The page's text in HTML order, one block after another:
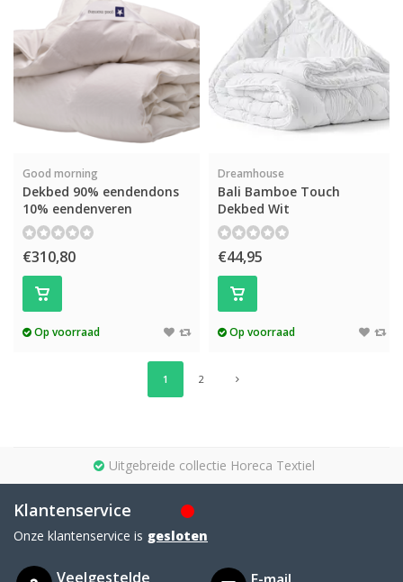
Good morning
Dekbed 90% eendendons
10% eendenveren
€310,80
Op voorraad
Dreamhouse
Bali Bamboe Touch
Dekbed Wit
€44,95
Op voorraad
1 2
Uitgebreide collectie Horeca Textiel
Klantenservice
Onze klantenservice is gesloten
Veelgestelde